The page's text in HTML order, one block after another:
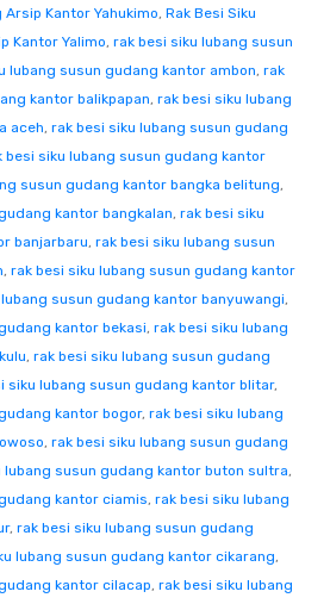
Kantor Yahukimo, Rak Besi Siku
Kantor Yalimo, rak besi siku lubang susun
lubang susun gudang kantor ambon, rak
kantor balikpapan, rak besi siku lubang
aceh, rak besi siku lubang susun gudang
besi siku lubang susun gudang kantor
susun gudang kantor bangka belitung,
kantor bangkalan, rak besi siku
banjarbaru, rak besi siku lubang susun
, rak besi siku lubang susun gudang kantor
susun gudang kantor banyuwangi,
kantor bekasi, rak besi siku lubang
, rak besi siku lubang susun gudang
siku lubang susun gudang kantor blitar,
kantor bogor, rak besi siku lubang
, rak besi siku lubang susun gudang
lubang susun gudang kantor buton sultra,
kantor ciamis, rak besi siku lubang
, rak besi siku lubang susun gudang
lubang susun gudang kantor cikarang,
kantor cilacap, rak besi siku lubang